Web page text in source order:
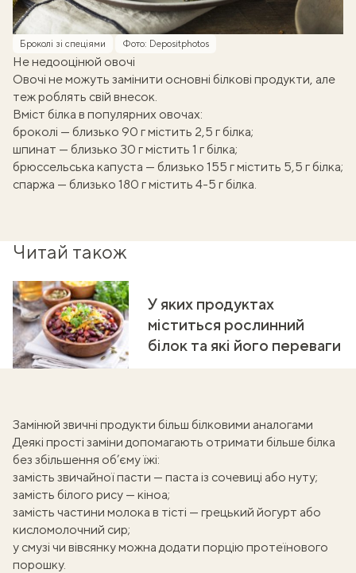
Броколі зі спеціями Фото: Depositphotos
Не недооцінюй овочі
Овочі не можуть замінити основні білкові продукти, але
теж роблять свій внесок.
Вміст білка в популярних овочах:
броколі — близько 90 г містить 2,5 г білка;
шпинат — близько 30 г містить 1 г білка;
брюссельська капуста — близько 155 г містить 5,5 г білка;
спаржа — близько 180 г містить 4-5 г білка.
Читай також
У яких продуктах
міститься рослинний
білок та які його переваги
Замінюй звичні продукти більш білковими аналогами
Деякі прості заміни допомагають отримати більше білка
без збільшення об’єму їжі:
замість звичайної пасти — паста із сочевиці або нуту;
замість білого рису — кіноа;
замість частини молока в тісті — грецький йогурт або
кисломолочний сир;
у смузі чи вівсянку можна додати порцію протеїнового
порошку.